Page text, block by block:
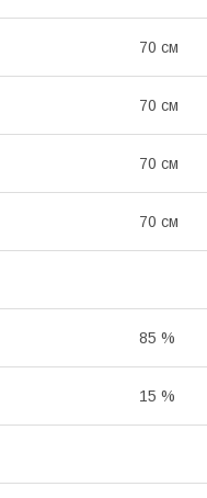
70 см
70 см
70 см
70 см
85 %
15 %